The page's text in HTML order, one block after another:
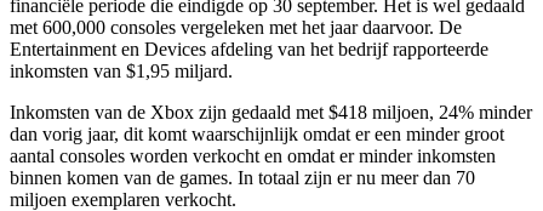
financiële periode die eindigde op 30 september. Het is wel gedaald
met 600,000 consoles vergeleken met het jaar daarvoor. De
Entertainment en Devices afdeling van het bedrijf rapporteerde
inkomsten van $1,95 miljard.
Inkomsten van de Xbox zijn gedaald met $418 miljoen, 24% minder
dan vorig jaar, dit komt waarschijnlijk omdat er een minder groot
aantal consoles worden verkocht en omdat er minder inkomsten
binnen komen van de games. In totaal zijn er nu meer dan 70
miljoen exemplaren verkocht.